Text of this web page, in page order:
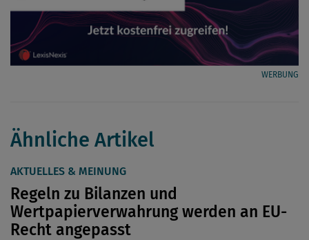
WERBUNG
Ähnliche Artikel
AKTUELLES & MEINUNG
Regeln zu Bilanzen und
Wertpapierverwahrung werden an EU-
Recht angepasst